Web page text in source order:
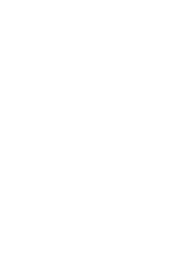
Y轴同时旋转，大冲
作，在罐壁上形成密
示。